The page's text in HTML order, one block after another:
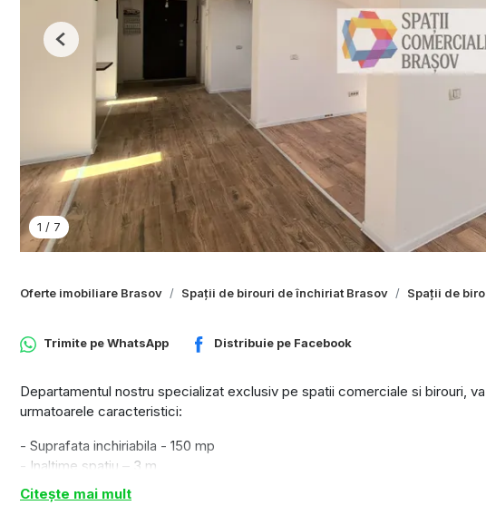
1 / 7
Previous
Oferte imobiliare Brasov Spații de birouri de închiriat Brasov Spații de
Trimite peWhatsApp Distribuie pe Facebook
Departamentul nostru specializat exclusiv pe spatii comerciale si birouri,
urmatoarele caracteristici:
- Suprafata inchiriabila - 150 mp
- Inaltime spatiu – 3 m
- Compartimentare – 3 camere, două grupuri sanitare, spatiu de depozitare,
- Dotari si finisaje - 220w, centrala, calorifere, aer condiționat.
Citește mai mult